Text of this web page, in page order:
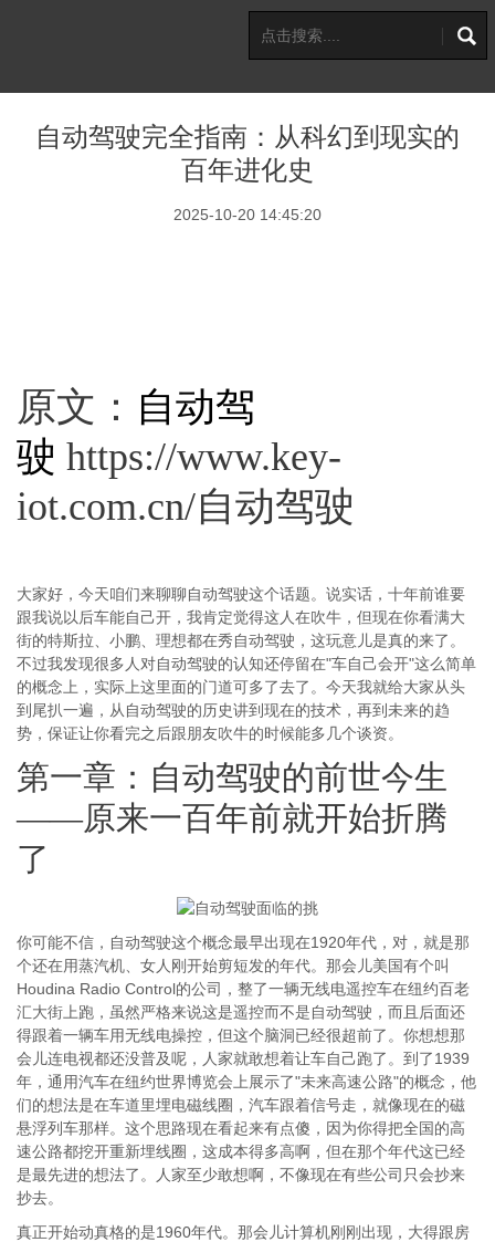
自动驾驶完全指南：从科幻到现实的
百年进化史
2025-10-20 14:45:20
原文： 自动驾
驶 https://www.key-
iot.com.cn/自动驾驶
大家好，今天咱们来聊聊自动驾驶这个话题。说实话，十年前谁要
跟我说以后车能自己开，我肯定觉得这人在吹牛，但现在你看满大
街的特斯拉、小鹏、理想都在秀自动驾驶，这玩意儿是真的来了。
不过我发现很多人对自动驾驶的认知还停留在"车自己会开"这么简单
的概念上，实际上这里面的门道可多了去了。今天我就给大家从头
到尾扒一遍，从自动驾驶的历史讲到现在的技术，再到未来的趋
势，保证让你看完之后跟朋友吹牛的时候能多几个谈资。
第一章：自动驾驶的前世今生
——原来一百年前就开始折腾
了
你可能不信，自动驾驶这个概念最早出现在1920年代，对，就是那
个还在用蒸汽机、女人刚开始剪短发的年代。那会儿美国有个叫
Houdina Radio Control的公司，整了一辆无线电遥控车在纽约百老
汇大街上跑，虽然严格来说这是遥控而不是自动驾驶，而且后面还
得跟着一辆车用无线电操控，但这个脑洞已经很超前了。你想想那
会儿连电视都还没普及呢，人家就敢想着让车自己跑了。到了1939
年，通用汽车在纽约世界博览会上展示了"未来高速公路"的概念，他
们的想法是在车道里埋电磁线圈，汽车跟着信号走，就像现在的磁
悬浮列车那样。这个思路现在看起来有点傻，因为你得把全国的高
速公路都挖开重新埋线圈，这成本得多高啊，但在那个年代这已经
是最先进的想法了。人家至少敢想啊，不像现在有些公司只会抄来
抄去。
真正开始动真格的是1960年代。那会儿计算机刚刚出现，大得跟房